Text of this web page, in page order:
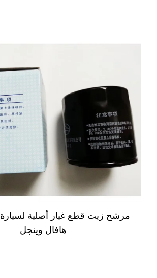
مرشح زيت قطع غيار أصلية
هافال وينجل